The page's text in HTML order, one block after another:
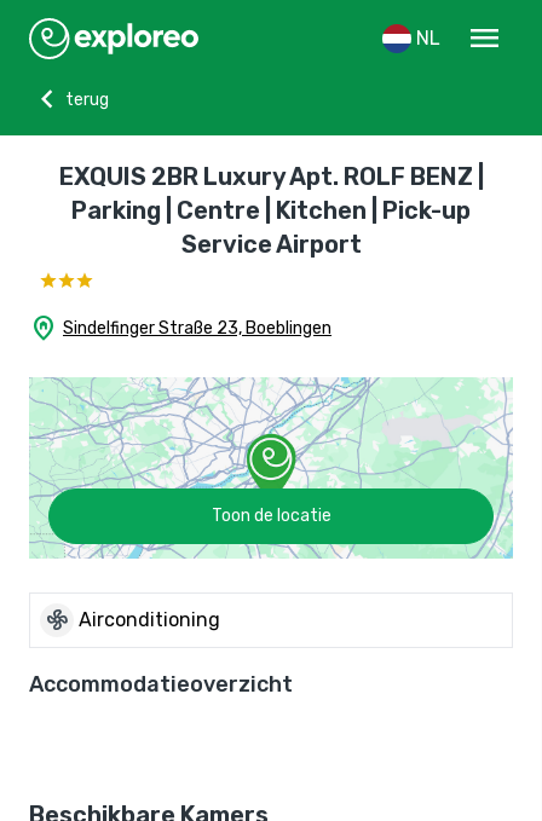
NL
menu
chevron_left
terug
EXQUIS 2BR Luxury Apt. ROLF BENZ |
Parking | Centre | Kitchen | Pick-up
Service Airport
home_pin Sindelfinger Straße 23, Boeblingen
Toon de locatie
mode_fan Airconditioning
Accommodatieoverzicht
Beschikbare Kamers